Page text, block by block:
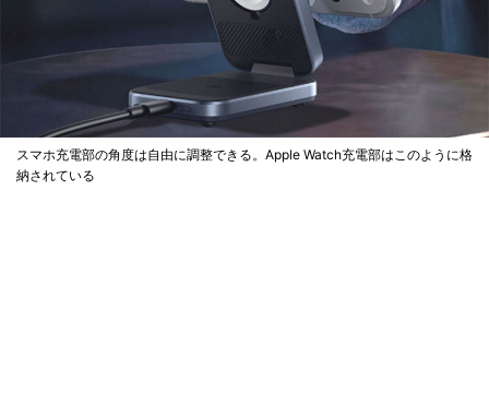
スマホ充電部の角度は自由に調整できる。Apple Watch充電部はこのように格
納されている